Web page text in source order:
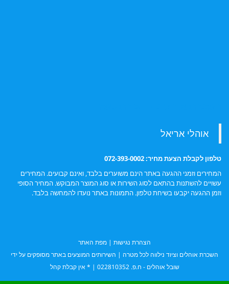
טלפון לקבלת הצעת מחיר: 072-393-0002
המחירים וזמני ההגעה באתר הינם משוערים בלבד, ואינם קבועים. המחירים
עשויים להשתנות בהתאם לסוג השירות או סוג המוצר המבוקש. המחיר הסופי
וזמן ההגעה יקבעו בשיחת טלפון. התמונות באתר נועדו להמחשה בלבד.
הצהרת נגישות | מפת האתר
השכרת אוהלים וציוד נילווה לכל מטרה | השירותים המוצעים באתר מסופקים על ידי
שובל אוהלים - ח.פ. 022810352 | * אין קבלת קהל